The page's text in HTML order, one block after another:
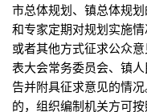
市总体规划、镇总体规
和专家定期对规划实施
或者其他方式征求公众
表大会常务委员会、镇
告并附具征求意见的
的，组织编制机关方可